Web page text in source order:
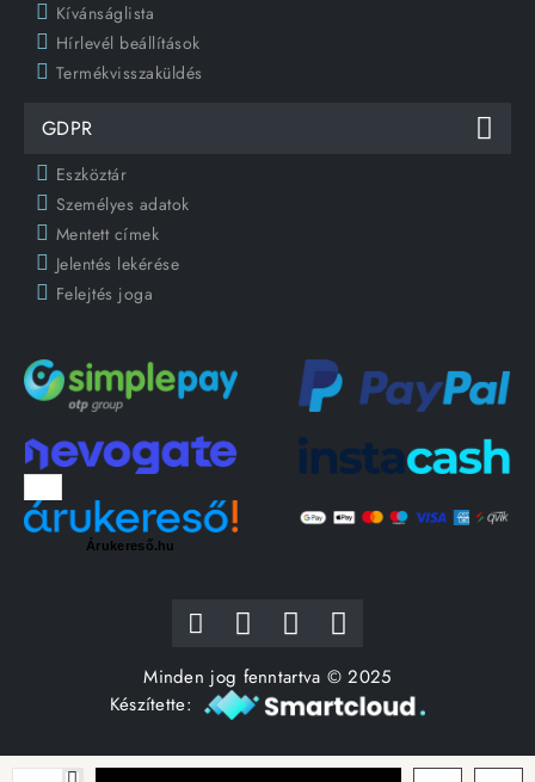
Kívánságlista
Hírlevél beállítások
Termékvisszaküldés
GDPR
Eszköztár
Személyes adatok
Mentett címek
Jelentés lekérése
Felejtés joga
Árukereső.hu
Minden jog fenntartva © 2025
Készítette: